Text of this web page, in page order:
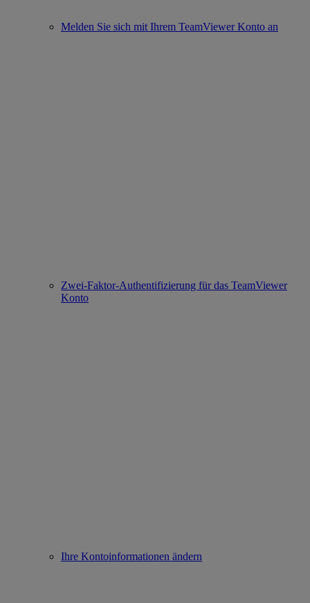
Melden Sie sich mit Ihrem TeamViewer Konto an
Zwei-Faktor-Authentifizierung für das TeamViewer
Konto
Ihre Kontoinformationen ändern